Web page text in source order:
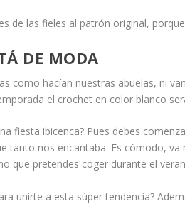
de las fieles al patrón original,
DE MODA
como hacían nuestras abuelas, ni
el crochet en color blanco
fiesta ibicenca? Pues debes
tanto nos encantaba. Es cómodo,
que pretendes coger durante el
unirte a esta súper tendencia?